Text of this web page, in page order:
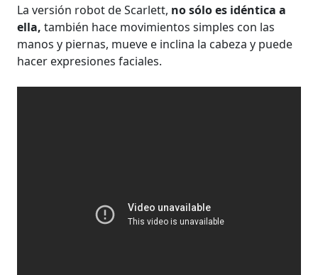
La versión robot de Scarlett, no sólo es idéntica a
ella, también hace movimientos simples con las
manos y piernas, mueve e inclina la cabeza y puede
hacer expresiones faciales.